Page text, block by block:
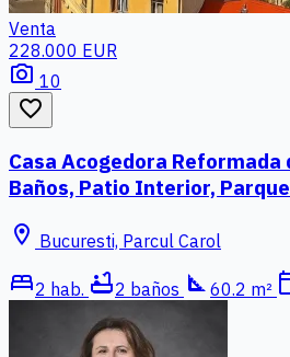
Venta
228.000 EUR
photo_camera 10
favorite_border
Casa Acogedora
Baños, Patio Interior,
location_on Bucuresti, Parcul Carol
bed2 hab. bathtub2 baños square_foot 60.2 m²